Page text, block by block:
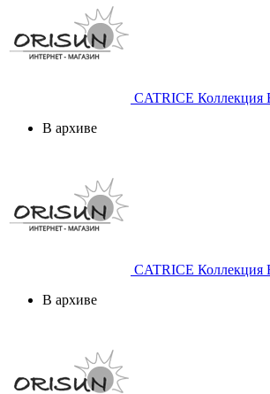
CATRICE Коллекция
В архиве
CATRICE Коллекция
В архиве